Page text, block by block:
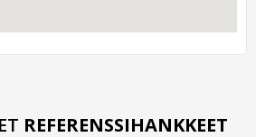
REFERENSSIHANKKEET